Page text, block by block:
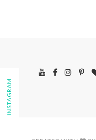
FOLLOW ON INSTAGRAM